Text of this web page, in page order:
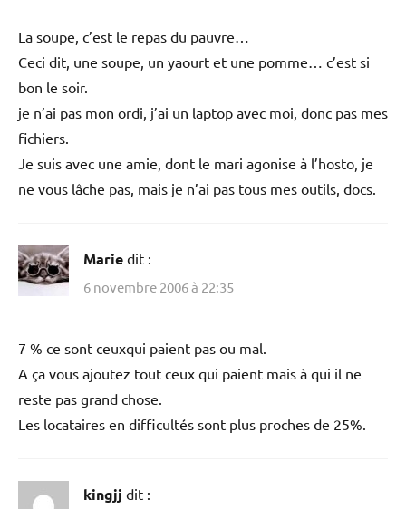
La soupe, c’est le repas du pauvre…
Ceci dit, une soupe, un yaourt et une pomme… c’est si
bon le soir.
je n’ai pas mon ordi, j’ai un laptop avec moi, donc pas mes
fichiers.
Je suis avec une amie, dont le mari agonise à l’hosto, je
ne vous lâche pas, mais je n’ai pas tous mes outils, docs.
Marie dit :
6 novembre 2006 à 22:35
7 % ce sont ceuxqui paient pas ou mal.
A ça vous ajoutez tout ceux qui paient mais à qui il ne
reste pas grand chose.
Les locataires en difficultés sont plus proches de 25%.
kingjj dit :